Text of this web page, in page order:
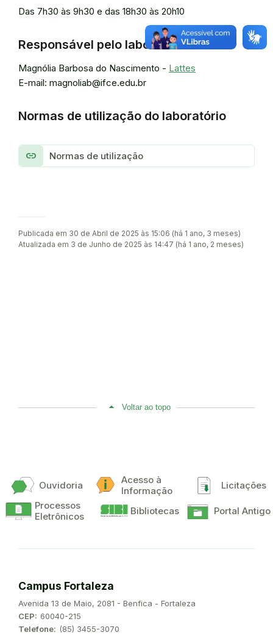
Das 7h30 às 9h30 e das 18h30 às 20h10
Responsável pelo laboratório
Magnólia Barbosa do Nascimento - Lattes
E-mail: magnoliab@ifce.edu.br
Normas de utilização do laboratório
link Normas de utilização
Publicada em 30 de Abril de 2025 às 15:06 (há 1 ano, 3 meses)
Atualizada em 3 de Junho de 2025 às 14:47 (há 1 ano, 2 meses)
Voltar ao topo
Ouvidoria
Acesso à
Informação
Licitações
Processos
Eletrônicos
Bibliotecas Portal Antigo
Campus Fortaleza
Endereço:
Avenida 13 de Maio, 2081 - Benfica - Fortaleza
CEP: 60040-215
Telefone: (85) 3455-3070